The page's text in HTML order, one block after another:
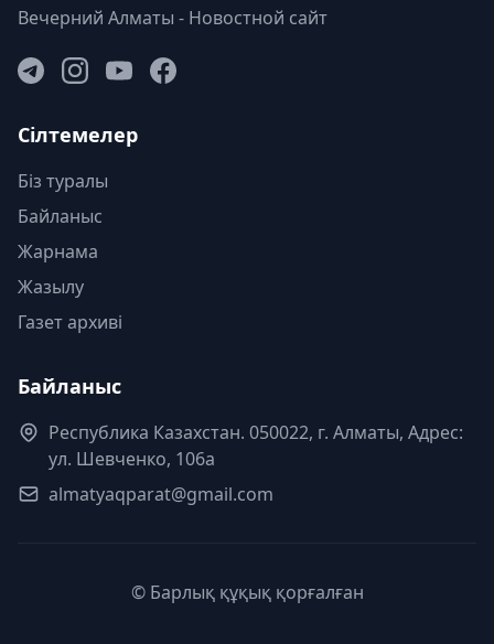
Вечерний Алматы - Новостной сайт
Сілтемелер
Біз туралы
Байланыс
Жарнама
Жазылу
Газет архиві
Байланыс
Республика Казахстан. 050022, г. Алматы, Адрес:
ул. Шевченко, 106а
almatyaqparat@gmail.com
© Барлық құқық қорғалған